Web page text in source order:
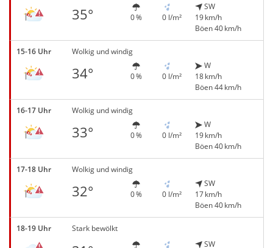
35° 0 % 0 l/m²
SW
19 km/h
Böen 40 km/h
15-16 Uhr Wolkig und windig
34° 0 % 0 l/m²
W
18 km/h
Böen 44 km/h
16-17 Uhr Wolkig und windig
33° 0 % 0 l/m²
W
19 km/h
Böen 40 km/h
17-18 Uhr Wolkig und windig
32° 0 % 0 l/m²
SW
17 km/h
Böen 40 km/h
18-19 Uhr Stark bewölkt
SW